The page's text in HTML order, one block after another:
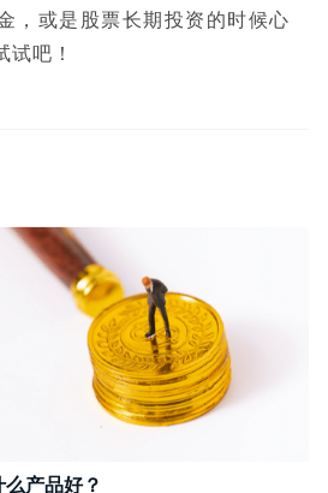
，或是股票长期投资的时候心
试吧！
产品好？